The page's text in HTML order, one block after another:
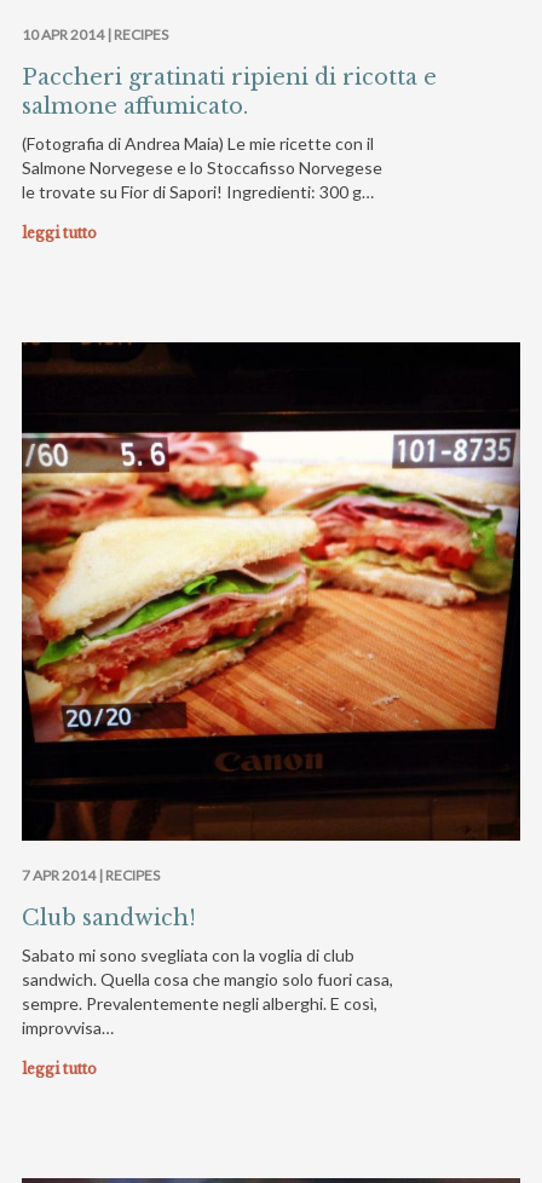
10 APR 2014 | RECIPES
Paccheri gratinati ripieni di ricotta e
salmone affumicato.
(Fotografia di Andrea Maia) Le mie ricette con il
Salmone Norvegese e lo Stoccafisso Norvegese
le trovate su Fior di Sapori! Ingredienti: 300 g…
leggi tutto
7 APR 2014 | RECIPES
Club sandwich!
Sabato mi sono svegliata con la voglia di club
sandwich. Quella cosa che mangio solo fuori casa,
sempre. Prevalentemente negli alberghi. E così,
improvvisa…
leggi tutto